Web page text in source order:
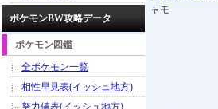
ャモ
ポケモンBW攻略データ
ポケモン図鑑
全ポケモン一覧
相性早見表(イッシュ地方)
努力値表(イッシュ地方)